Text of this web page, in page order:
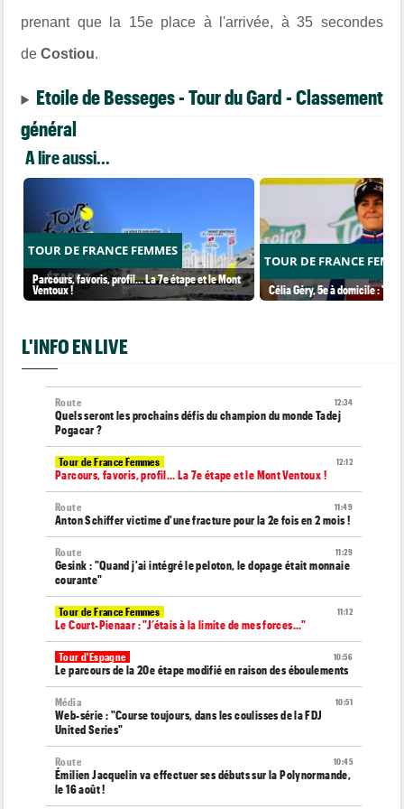
prenant que la 15e place à l'arrivée, à 35 secondes
deCostiou.
Etoile de Besseges - Tour du Gard - Classement
général
A lire aussi...
TOUR DE FRANCE FEMMES
Parcours, favoris, profil… La 7e étape et le Mont
Ventoux !
TOUR DE FRANCE
Célia Géry, 5e à domicile :
L'INFO EN LIVE
12:34
Route
Quels seront les prochains défis du champion du monde Tadej
Pogacar ?
12:12
Tour de France Femmes
Parcours, favoris, profil… La 7e étape et le Mont Ventoux !
11:49
Route
Anton Schiffer victime d'une fracture pour la 2e fois en 2 mois !
11:29
Route
Gesink : "Quand j'ai intégré le peloton, le dopage était monnaie
courante"
11:12
Tour de France Femmes
Le Court-Pienaar : "J’étais à la limite de mes forces..."
10:56
Tour d'Espagne
Le parcours de la 20e étape modifié en raison des éboulements
10:51
Média
Web-série : "Course toujours, dans les coulisses de la FDJ
United Series"
10:45
Route
Émilien Jacquelin va effectuer ses débuts sur la Polynormande,
le 16 août !